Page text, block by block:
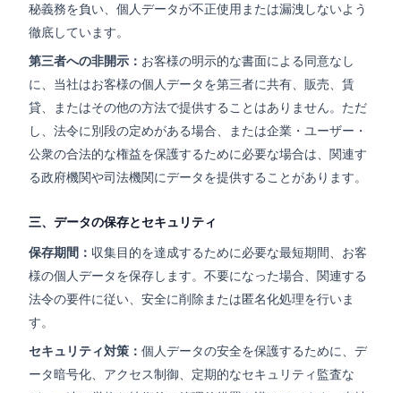
秘義務を負い、個人データが不正使用または漏洩しないよう
徹底しています。
第三者への非開示： お客様の明示的な書面による同意なし
に、当社はお客様の個人データを第三者に共有、販売、賃
貸、またはその他の方法で提供することはありません。ただ
し、法令に別段の定めがある場合、または企業・ユーザー・
公衆の合法的な権益を保護するために必要な場合は、関連す
る政府機関や司法機関にデータを提供することがあります。
三、データの保存とセキュリティ
保存期間： 収集目的を達成するために必要な最短期間、お客
様の個人データを保存します。不要になった場合、関連する
法令の要件に従い、安全に削除または匿名化処理を行いま
す。
セキュリティ対策： 個人データの安全を保護するために、デ
ータ暗号化、アクセス制御、定期的なセキュリティ監査な